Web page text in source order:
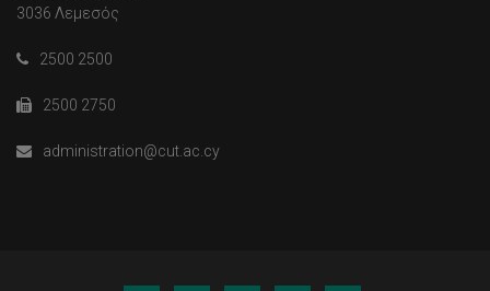
3036 Λεμεσός
2500 2500
2500 2750
administration@cut.ac.cy